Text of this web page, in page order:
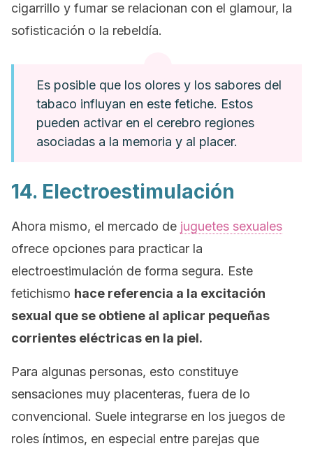
cigarrillo y fumar se relacionan con el glamour, la
sofisticación o la rebeldía.
Es posible que los olores y los sabores del
tabaco influyan en este fetiche. Estos
pueden activar en el cerebro regiones
asociadas a la memoria y al placer.
14. Electroestimulación
Ahora mismo, el mercado de juguetes sexuales
ofrece opciones para practicar la
electroestimulación de forma segura. Este
fetichismo hace referencia a la excitación
sexual que se obtiene al aplicar pequeñas
corrientes eléctricas en la piel.
Para algunas personas, esto constituye
sensaciones muy placenteras, fuera de lo
convencional. Suele integrarse en los juegos de
roles íntimos, en especial entre parejas que